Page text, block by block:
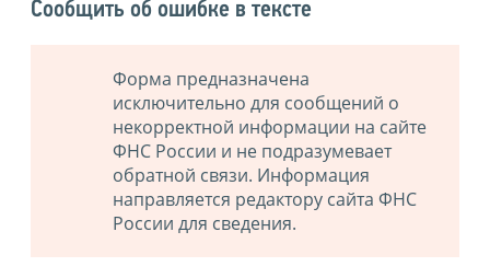
Сообщить об ошибке в тексте
Форма предназначена
исключительно для сообщений о
некорректной информации на сайте
ФНС России и не подразумевает
обратной связи. Информация
направляется редактору сайта ФНС
России для сведения.